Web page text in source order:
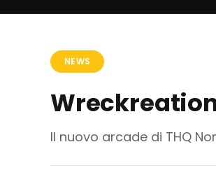
NEWS
Il nuovo arcade di THQ